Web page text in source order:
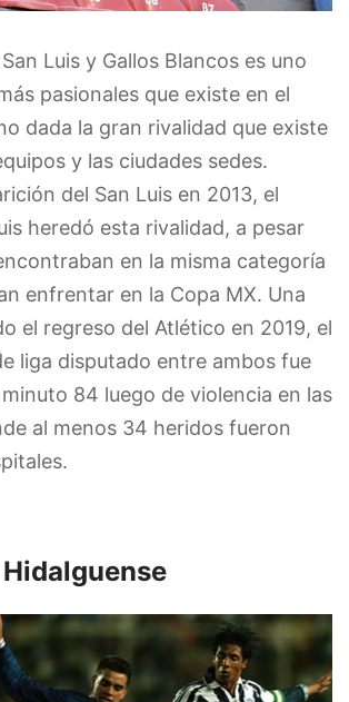
Luis y Gallos Blancos es uno
pasionales que existe en el
dada la gran rivalidad que existe
y las ciudades sedes.
del San Luis en 2013, el
heredó esta rivalidad, a pesar
en la misma categoría
enfrentar en la Copa MX. Una
el regreso del Atlético en 2019, el
liga disputado entre ambos fue
84 luego de violencia en las
al menos 34 heridos fueron